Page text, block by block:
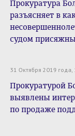
Прокуратура
разъясняет в
судом
31 Октября 2019 года,
Прокуратурой
выявлены
по продаже